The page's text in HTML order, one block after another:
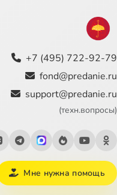
+7 (495) 722-92-79
fond@predanie.ru
support@predanie.ru
(техн.вопросы)
Мне нужна помощь